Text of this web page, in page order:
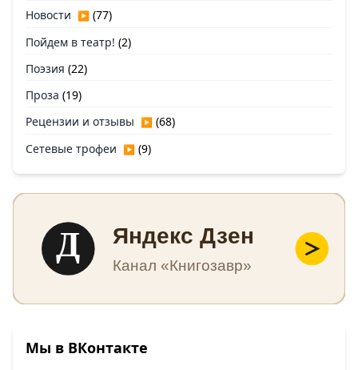
Новости ▶ (77)
Пойдем в театр! (2)
Поэзия (22)
Проза (19)
Рецензии и отзывы ▶ (68)
Сетевые трофеи ▶ (9)
Д Яндекс Дзен
Канал «Книгозавр»
Мы в ВКонтакте